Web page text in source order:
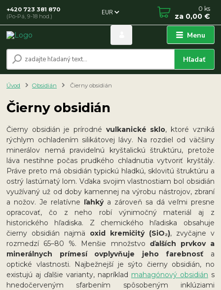
Menu
EUR
Hľadať
+420 723 381 870
(Po-Pá, 9-18 hod.)
0 ks
za 0,00 €
Úvod Obsidián Čierny obsidián
Čierny obsidián
Čierny obsidián je prírodné vulkanické sklo, ktoré vzniká
rýchlym ochladením silikátovej lávy. Na rozdiel od väčšiny
minerálov nemá pravidelnú kryštalickú štruktúru, pretože
láva nestihne počas prudkého chladnutia vytvoriť kryštály.
Práve preto má obsidián typickú hladkú, sklovitú štruktúru a
ostrý lastúrnatý lom. Vďaka svojim vlastnostiam bol obsidián
využívaný už od doby kamennej na výrobu nástrojov, zbraní
a nožov. Je relatívne ľahkýa zároveň sa dá veľmi presne
opracovať, čo z neho robí výnimočný materiál aj z
historického hľadiska. Z chemického hľadiska obsahuje
čierny obsidián najmä oxid kremičitý (SiO₂), zvyčajne v
rozmedzí 65–80 %. Menšie množstvo ďalších prvkov a
minerálnych prímesí ovplyvňuje jeho farebnosť a
optické vlastnosti. Najbežnejší je sýto čierny obsidián, no
existujú aj ďalšie varianty, napríklad mahagónový obsidián s
hnedočerveným sfarbením spôsobeným inklúziami